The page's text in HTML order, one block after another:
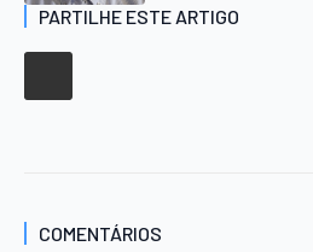
PARTILHE ESTE ARTIGO
COMENTÁRIOS